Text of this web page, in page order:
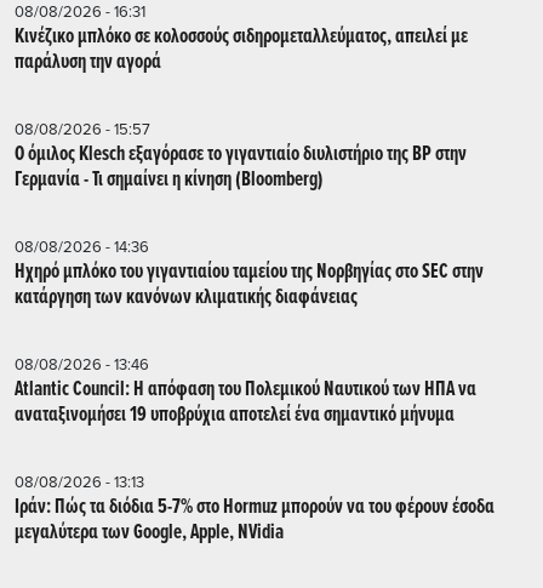
08/08/2026 - 16:31
Κινέζικο μπλόκο σε κολοσσούς σιδηρομεταλλεύματος, απειλεί με
παράλυση την αγορά
08/08/2026 - 15:57
Ο όμιλος Klesch εξαγόρασε το γιγαντιαίο διυλιστήριο της BP στην
Γερμανία - Τι σημαίνει η κίνηση (Βloomberg)
08/08/2026 - 14:36
Ηχηρό μπλόκο του γιγαντιαίου ταμείου της Νορβηγίας στο SEC στην
κατάργηση των κανόνων κλιματικής διαφάνειας
08/08/2026 - 13:46
Atlantic Council: Η απόφαση του Πολεμικού Ναυτικού των ΗΠΑ να
αναταξινομήσει 19 υποβρύχια αποτελεί ένα σημαντικό μήνυμα
08/08/2026 - 13:13
Ιράν: Πώς τα διόδια 5-7% στο Hormuz μπορούν να του φέρουν έσοδα
μεγαλύτερα των Google, Apple, NVidia